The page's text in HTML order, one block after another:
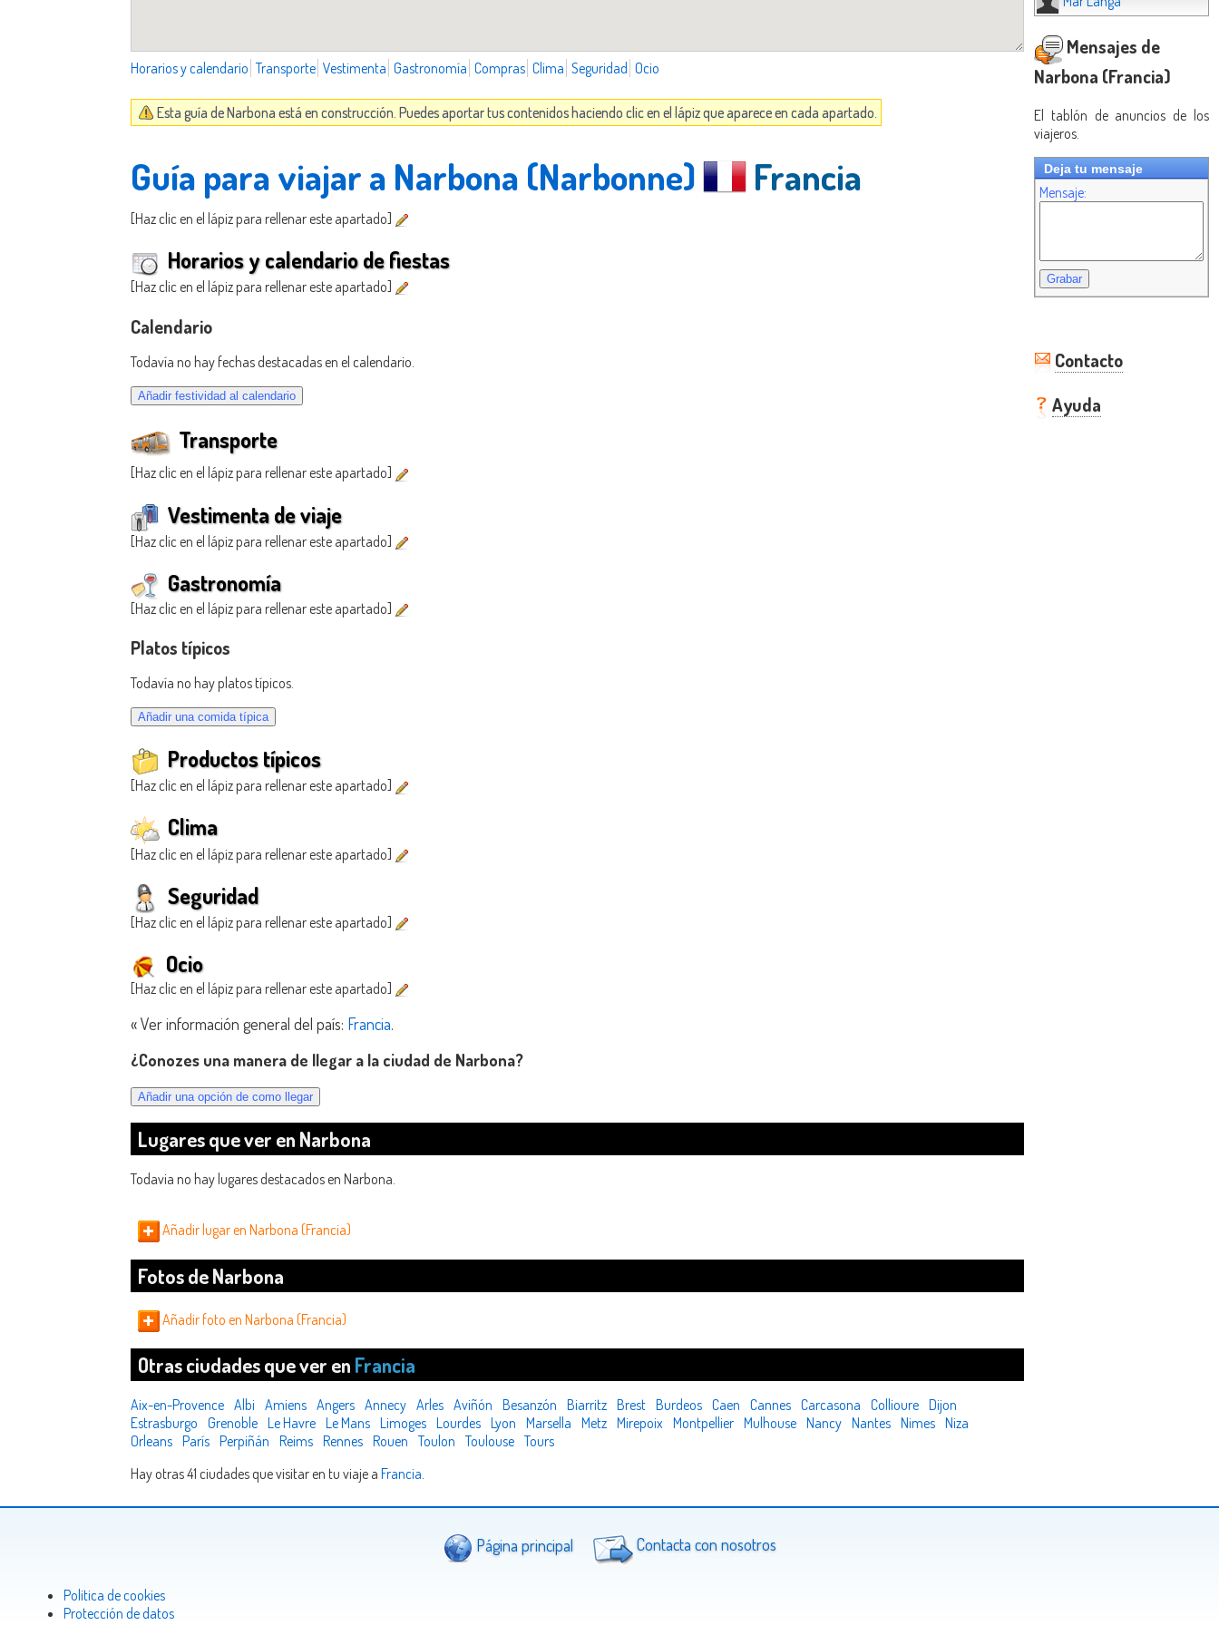
Horarios y calendario Transporte Vestimenta Gastronomía Compras Clima Seguridad Ocio
Esta guía de Narbona está en construcción. Puedes aportar tus contenidos haciendo clic en el lápiz que aparece en cada apartado.
Guía para viajar a Narbona (Narbonne) Francia
[Haz clic en el lápiz para rellenar este apartado]
Horarios y calendario de fiestas
[Haz clic en el lápiz para rellenar este apartado]
Calendario
Todavía no hay fechas destacadas en el calendario.
Transporte
[Haz clic en el lápiz para rellenar este apartado]
Vestimenta de viaje
[Haz clic en el lápiz para rellenar este apartado]
Gastronomía
[Haz clic en el lápiz para rellenar este apartado]
Platos típicos
Todavía no hay platos típicos.
Productos típicos
[Haz clic en el lápiz para rellenar este apartado]
Clima
[Haz clic en el lápiz para rellenar este apartado]
Seguridad
[Haz clic en el lápiz para rellenar este apartado]
Ocio
[Haz clic en el lápiz para rellenar este apartado]
« Ver información general del país: Francia.
¿Conozes una manera de llegar a la ciudad de Narbona?
Lugares que ver en Narbona
Todavia no hay lugares destacados en Narbona.
Añadir lugar en Narbona (Francia)
Fotos de Narbona
Añadir foto en Narbona (Francia)
Otras ciudades que ver en Francia
Aix-en-Provence Albi Amiens Angers Annecy Arles Aviñón Besanzón Biarritz Brest Burdeos Caen Cannes Carcasona Collioure Dijon
Estrasburgo Grenoble Le Havre Le Mans Limoges Lourdes Lyon Marsella Metz Mirepoix Montpellier Mulhouse Nancy Nantes Nimes Niza
Orleans París Perpiñán Reims Rennes Rouen Toulon Toulouse Tours
Hay otras 41 ciudades que visitar en tu viaje a Francia.
Mensajes de
Narbona (Francia)
El tablón de anuncios de los
viajeros.
Deja tu mensaje
Mensaje:
Contacto
Ayuda
Página principal Contacta con nosotros
Politica de cookies
Protección de datos